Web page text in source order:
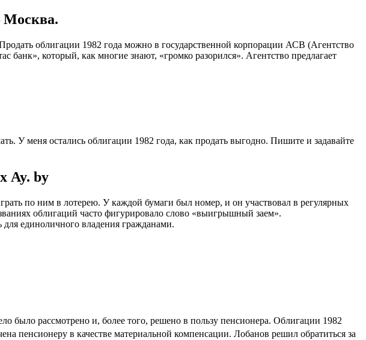
Москва.
облигации 1982 года можно в государственной корпорации АСВ (Агентство
который, как многие знают, «громко разорился». Агентство предлагает
У меня остались облигации 1982 года, как продать выгодно. Пишите и задавайте
Ay. by
по ним в лотерею. У каждой бумаги был номер, и он участвовал в регулярных
облигаций часто фигурировало слово «выигрышный заем».
единоличного владения гражданами.
было рассмотрено и, более того, решено в пользу пенсионера. Облигации 1982
в качестве материальной компенсации. Лобанов решил обратиться за